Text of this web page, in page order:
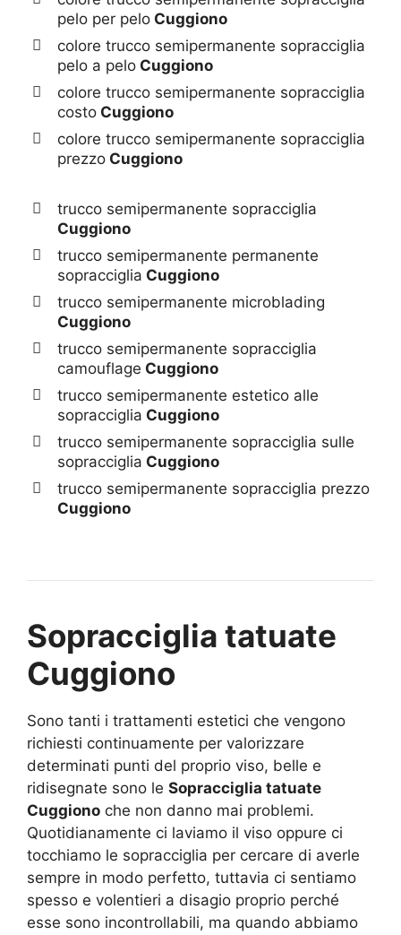
pelo per pelo Cuggiono
colore trucco semipermanente sopracciglia
pelo a pelo Cuggiono
colore trucco semipermanente sopracciglia
costo Cuggiono
colore trucco semipermanente sopracciglia
prezzo Cuggiono
trucco semipermanente sopracciglia
Cuggiono
trucco semipermanente permanente
sopracciglia Cuggiono
trucco semipermanente microblading
Cuggiono
trucco semipermanente sopracciglia
camouflage Cuggiono
trucco semipermanente estetico alle
sopracciglia Cuggiono
trucco semipermanente sopracciglia sulle
sopracciglia Cuggiono
trucco semipermanente sopracciglia prezzo
Cuggiono
Sopracciglia tatuate
Cuggiono
Sono tanti i trattamenti estetici che vengono
richiesti continuamente per valorizzare
determinati punti del proprio viso, belle e
ridisegnate sono le Sopracciglia tatuate
Cuggiono che non danno mai problemi.
Quotidianamente ci laviamo il viso oppure ci
tocchiamo le sopracciglia per cercare di averle
sempre in modo perfetto, tuttavia ci sentiamo
spesso e volentieri a disagio proprio perché
esse sono incontrollabili, ma quando abbiamo